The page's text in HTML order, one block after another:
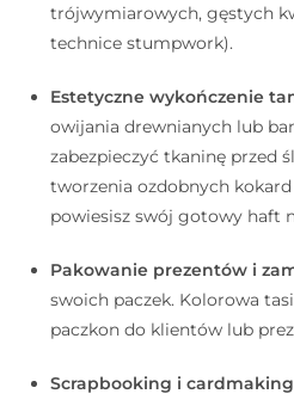
trójwymiarowych, gęstych
technice stumpwork).
Estetyczne wykończenie
owijania drewnianych lub
zabezpieczyć tkaninę przed
tworzenia ozdobnych
powiesisz swój gotowy haft
Pakowanie prezentów i
swoich paczek. Kolorowa
paczkon do klientów lub
Scrapbooking i